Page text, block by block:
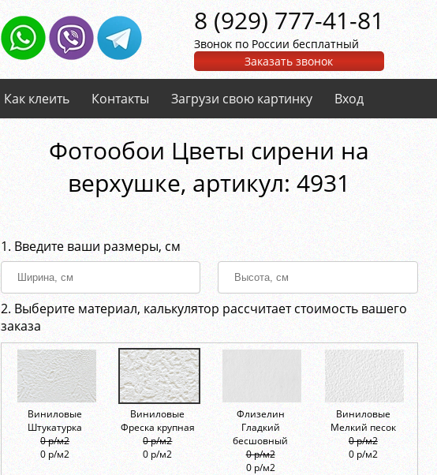
8 (929) 777-41-81
Звонок по России бесплатный
Заказать звонок
Как клеить Контакты Загрузи свою картинку Вход
Фотообои Цветы сирени на
верхушке, aртикул: 4931
1. Введите ваши размеры, см
2. Выберите материал, калькулятор рассчитает стоимость вашего
заказа
Виниловые
Штукатурка
0 р/м2
0 р/м2
Виниловые
Фреска крупная
0 р/м2
0 р/м2
Флизелин
Гладкий
бесшовный
0 р/м2
0 р/м2
Виниловые
Мелкий песок
0 р/м2
0 р/м2